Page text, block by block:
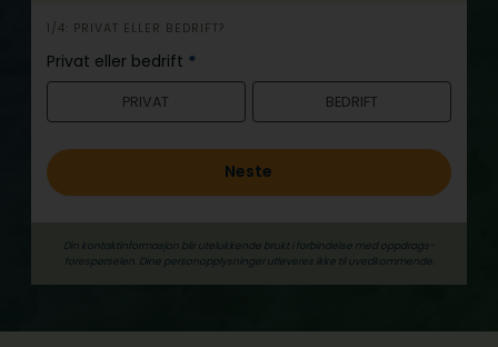
h
e
r
1/4: PRIVAT ELLER BEDRIFT?
Privat eller bedrift *
PRIVAT BEDRIFT
Neste
Din kontaktinformasjon blir utelukkende brukt i forbindelse med oppdrags­
forespørselen. Dine person­­opplysninger utleveres ikke til uvedkommende.